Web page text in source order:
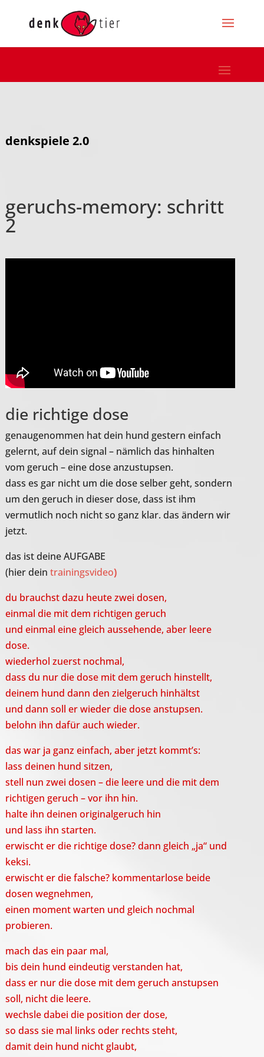
denkspiele 2.0
geruchs-memory: schritt
2
die richtige dose
genaugenommen hat dein hund gestern einfach
gelernt, auf dein signal – nämlich das hinhalten
vom geruch – eine dose anzustupsen.
dass es gar nicht um die dose selber geht, sondern
um den geruch in dieser dose, dass ist ihm
vermutlich noch nicht so ganz klar. das ändern wir
jetzt.
das ist deine AUFGABE
(hier dein trainingsvideo)
du brauchst dazu heute zwei dosen,
einmal die mit dem richtigen geruch
und einmal eine gleich aussehende, aber leere
dose.
wiederhol zuerst nochmal,
dass du nur die dose mit dem geruch hinstellt,
deinem hund dann den zielgeruch hinhältst
und dann soll er wieder die dose anstupsen.
belohn ihn dafür auch wieder.
das war ja ganz einfach, aber jetzt kommt’s:
lass deinen hund sitzen,
stell nun zwei dosen – die leere und die mit dem
richtigen geruch – vor ihn hin.
halte ihn deinen originalgeruch hin
und lass ihn starten.
erwischt er die richtige dose? dann gleich „ja“ und
keksi.
erwischt er die falsche? kommentarlose beide
dosen wegnehmen,
einen moment warten und gleich nochmal
probieren.
mach das ein paar mal,
bis dein hund eindeutig verstanden hat,
dass er nur die dose mit dem geruch anstupsen
soll, nicht die leere.
wechsle dabei die position der dose,
so dass sie mal links oder rechts steht,
damit dein hund nicht glaubt,